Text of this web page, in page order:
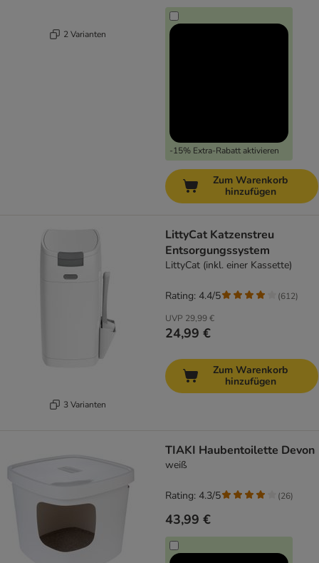
2 Varianten
-15% Extra-Rabatt aktivieren
Zum Warenkorb
hinzufügen
3 Varianten
LittyCat Katzenstreu
Entsorgungssystem
LittyCat (inkl. einer Kassette)
UVP 29,99 €
24,99 €
Rating: 4.4/5 (612)
Zum Warenkorb
hinzufügen
TIAKI Haubentoilette Devon
weiß
43,99 €
Rating: 4.3/5 (26)